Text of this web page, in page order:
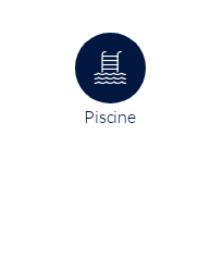
Piscine